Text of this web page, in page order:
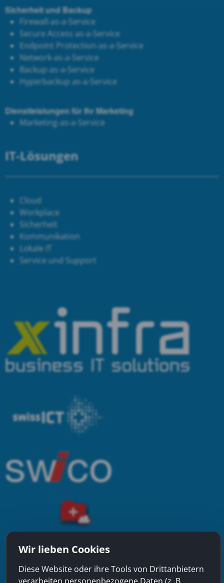
Sicherheit und Backup
Firewall-as-a-Service
Secure Access as-a-Service
Endpoint Protection-as-a-Service
Network-as-a-Service
Backup-as-a-Service
Hyperbackup as-a-Service
Dienstleistungen für Ihr Marketing
Marketing-as-a-Service
IT-Lösungen
Cloud
Workplace
Sicherheit
Kommunikation
Lokale IT
Service und Support
Wir lieben Cookies
Diese Website oder ihre Tools von Drittanbietern